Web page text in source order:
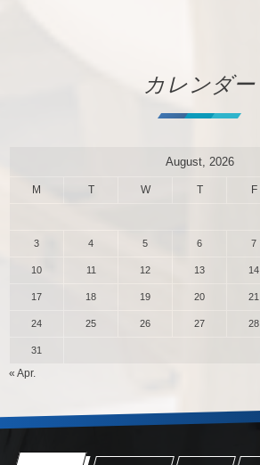
カレンダー
August, 2026
M T W T F
3 4 5 6 7
10 11 12 13 14
17 18 19 20 21
24 25 26 27 28
31
« Apr.